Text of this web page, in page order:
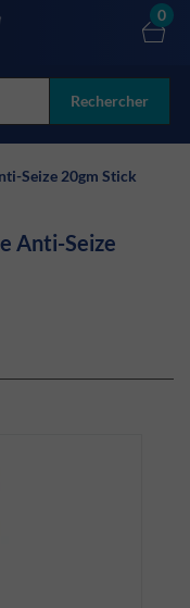
Rechercher
0
Seize 20gm Stick
Anti-Seize